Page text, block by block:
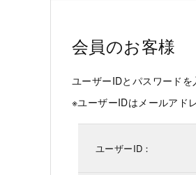
会員のお客様
ユーザーIDとパスワードを
※ユーザーIDはメールアド
ユーザーID：